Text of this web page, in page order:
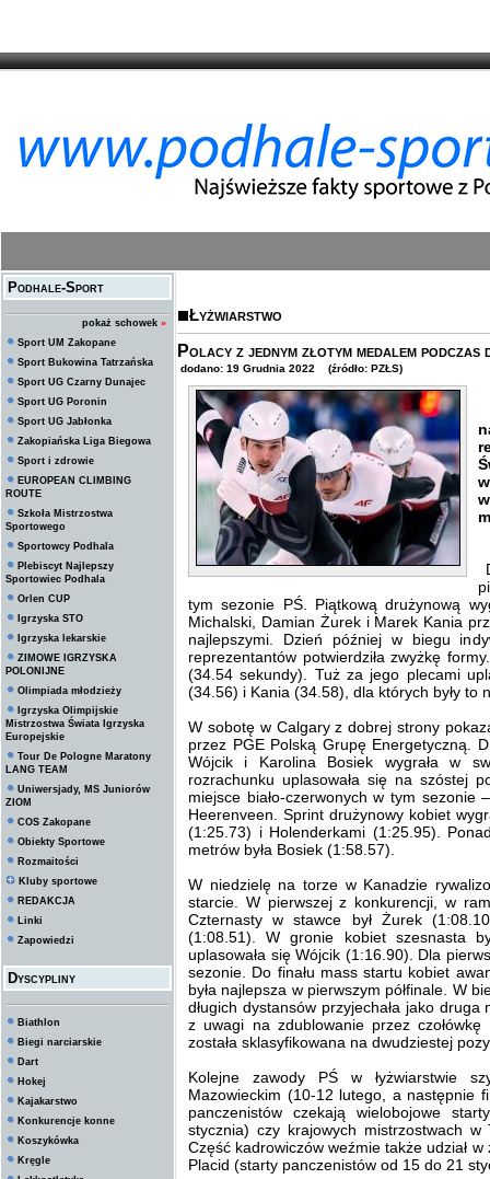
Podhale-Sport
pokaż schowek »
Sport UM Zakopane
Sport Bukowina Tatrzańska
Sport UG Czarny Dunajec
Sport UG Poronin
Sport UG Jabłonka
Zakopiańska Liga Biegowa
Sport i zdrowie
EUROPEAN CLIMBING
ROUTE
Szkoła Mistrzostwa
Sportowego
Sportowcy Podhala
Plebiscyt Najlepszy
Sportowiec Podhala
Orlen CUP
Igrzyska STO
Igrzyska lekarskie
ZIMOWE IGRZYSKA
POLONIJNE
Olimpiada młodzieży
Igrzyska Olimpijskie
Mistrzostwa Świata Igrzyska
Europejskie
Tour De Pologne Maratony
LANG TEAM
Uniwersjady, MS Juniorów
ZIOM
COS Zakopane
Obiekty Sportowe
Rozmaitości
Kluby sportowe
REDAKCJA
Linki
Zapowiedzi
Dyscypliny
Biathlon
Biegi narciarskie
Dart
Hokej
Kajakarstwo
Konkurencje konne
Koszykówka
Kręgle
Łyżwiarstwo
Polacy z jednym złotym medalem
dodano: 19 Grudnia 2022 (źródło: PZŁS)
tym sezonie PŚ. Piątkową drużynową
Michalski, Damian Żurek i Marek Kania
najlepszymi. Dzień później w biegu
reprezentantów potwierdziła zwyżkę
(34.54 sekundy). Tuż za jego plecami
(34.56) i Kania (34.58), dla których były to
W sobotę w Calgary z dobrej strony
przez PGE Polską Grupę Energetyczną.
Wójcik i Karolina Bosiek wygrała w
rozrachunku uplasowała się na szóstej
miejsce biało-czerwonych w tym sezonie
Heerenveen. Sprint drużynowy kobiet
(1:25.73) i Holenderkami (1:25.95).
metrów była Bosiek (1:58.57).
W niedzielę na torze w Kanadzie
starcie. W pierwszej z konkurencji, w
Czternasty w stawce był Żurek
(1:08.51). W gronie kobiet szesnasta
uplasowała się Wójcik (1:16.90). Dla
sezonie. Do finału mass startu kobiet
była najlepsza w pierwszym półfinale. W
długich dystansów przyjechała jako
z uwagi na zdublowanie przez
została sklasyfikowana na dwudziestej
Kolejne zawody PŚ w łyżwiarstwie
Mazowieckim (10-12 lutego, a następnie
panczenistów czekają wielobojowe
stycznia) czy krajowych mistrzostwach w
Część kadrowiczów weźmie także udział
Placid (starty panczenistów od 15 do 21